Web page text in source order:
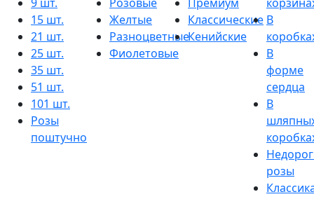
15 шт.
21 шт.
25 шт.
35 шт.
51 шт.
101 шт.
Розы
поштучно
Желтые
Разноцветные
Фиолетовые
Классические
Кенийские
В
В
форме
сердца
В
розы